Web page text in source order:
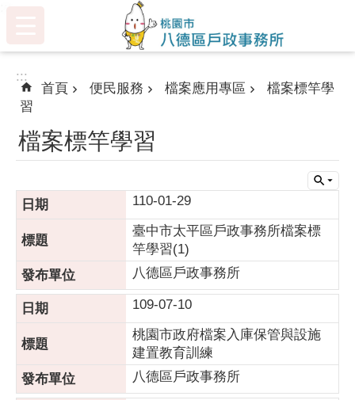
:::
首頁 便民服務 檔案應用專區
檔案標竿學
習
檔案標竿學習
110-01-29
臺中市太平區戶政事務所檔案標
竿學習(1)
八德區戶政事務所
109-07-10
桃園市政府檔案入庫保管與設施
建置教育訓練
八德區戶政事務所